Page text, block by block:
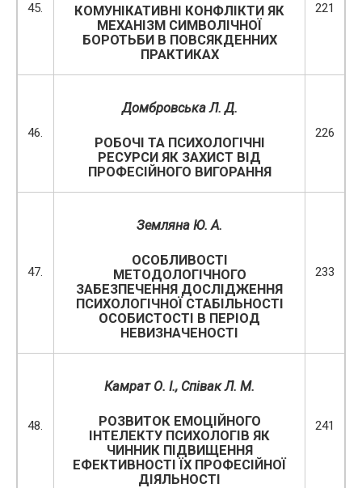
45.
КОМУНІКАТИВНІ КОНФЛІКТИ ЯК
МЕХАНІЗМ СИМВОЛІЧНОЇ
БОРОТЬБИ В ПОВСЯКДЕННИХ
ПРАКТИКАХ
221
46.
Домбровська Л. Д.
РОБОЧІ ТА ПСИХОЛОГІЧНІ
РЕСУРСИ ЯК ЗАХИСТ ВІД
ПРОФЕСІЙНОГО ВИГОРАННЯ
226
47.
Земляна Ю. А.
ОСОБЛИВОСТІ
МЕТОДОЛОГІЧНОГО
ЗАБЕЗПЕЧЕННЯ ДОСЛІДЖЕННЯ
ПСИХОЛОГІЧНОЇ СТАБІЛЬНОСТІ
ОСОБИСТОСТІ В ПЕРІОД
НЕВИЗНАЧЕНОСТІ
233
48.
Камрат О. І., Співак Л. М.
РОЗВИТОК ЕМОЦІЙНОГО
ІНТЕЛЕКТУ ПСИХОЛОГІВ ЯК
ЧИННИК ПІДВИЩЕННЯ
ЕФЕКТИВНОСТІ ЇХ ПРОФЕСІЙНОЇ
ДІЯЛЬНОСТІ
241